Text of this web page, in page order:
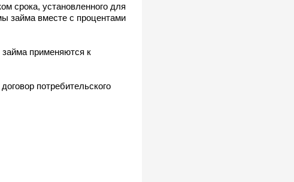
срока, установленного для
займа вместе с процентами
займа применяются к
потребительского